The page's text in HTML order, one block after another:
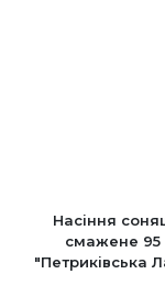
Насіння
смажене 95
"Петриківська